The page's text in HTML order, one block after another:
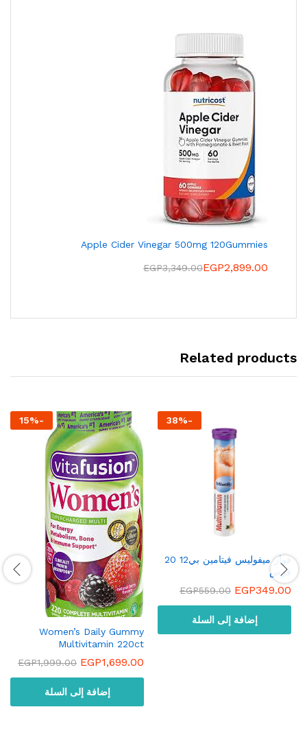
Apple Cider Vinegar 500mg 120Gummies
EGP2,899.00
EGP3,349.00
Related products
-
38%
فوار ميفوليس فيتامين بي12 20
قرص
EGP349.00
EGP559.00
إضافة إلى السلة
-
15%
Women’s Daily Gummy
Multivitamin 220ct
EGP1,699.00
EGP1,999.00
إضافة إلى السلة